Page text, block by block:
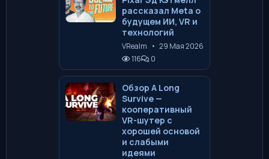
рассказал Meta о
будущем ИИ, VR и
технологий
VRealm • 29 Мая 2026
116
0
Обзор A Long
Survive —
кооперативный
VR-шутер с
хорошей основой
и слабыми
идеями